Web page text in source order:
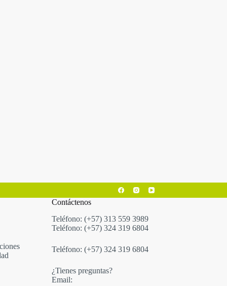
Contáctenos
Teléfono: (+57) 313 559 3989
Teléfono: (+57) 324 319 6804
Teléfono: (+57) 324 319 6804
¿Tienes preguntas?
Email: